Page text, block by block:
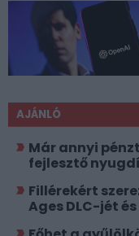
AJÁNLÓ
Már annyi
fejlesztő
Fillérekért
Ages DLC-jét